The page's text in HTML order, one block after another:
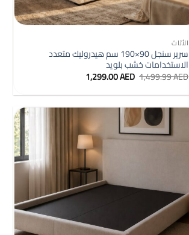
+
الأثاث
سرير سنجل 90×190 سم هيدروليك متعدد
الاستخدامات خشب بلويد
1,499.99AED السعر
الأصلي
هو:
1,499.99 AED.
1,299.00AED
هو:
1,299.00 AED.